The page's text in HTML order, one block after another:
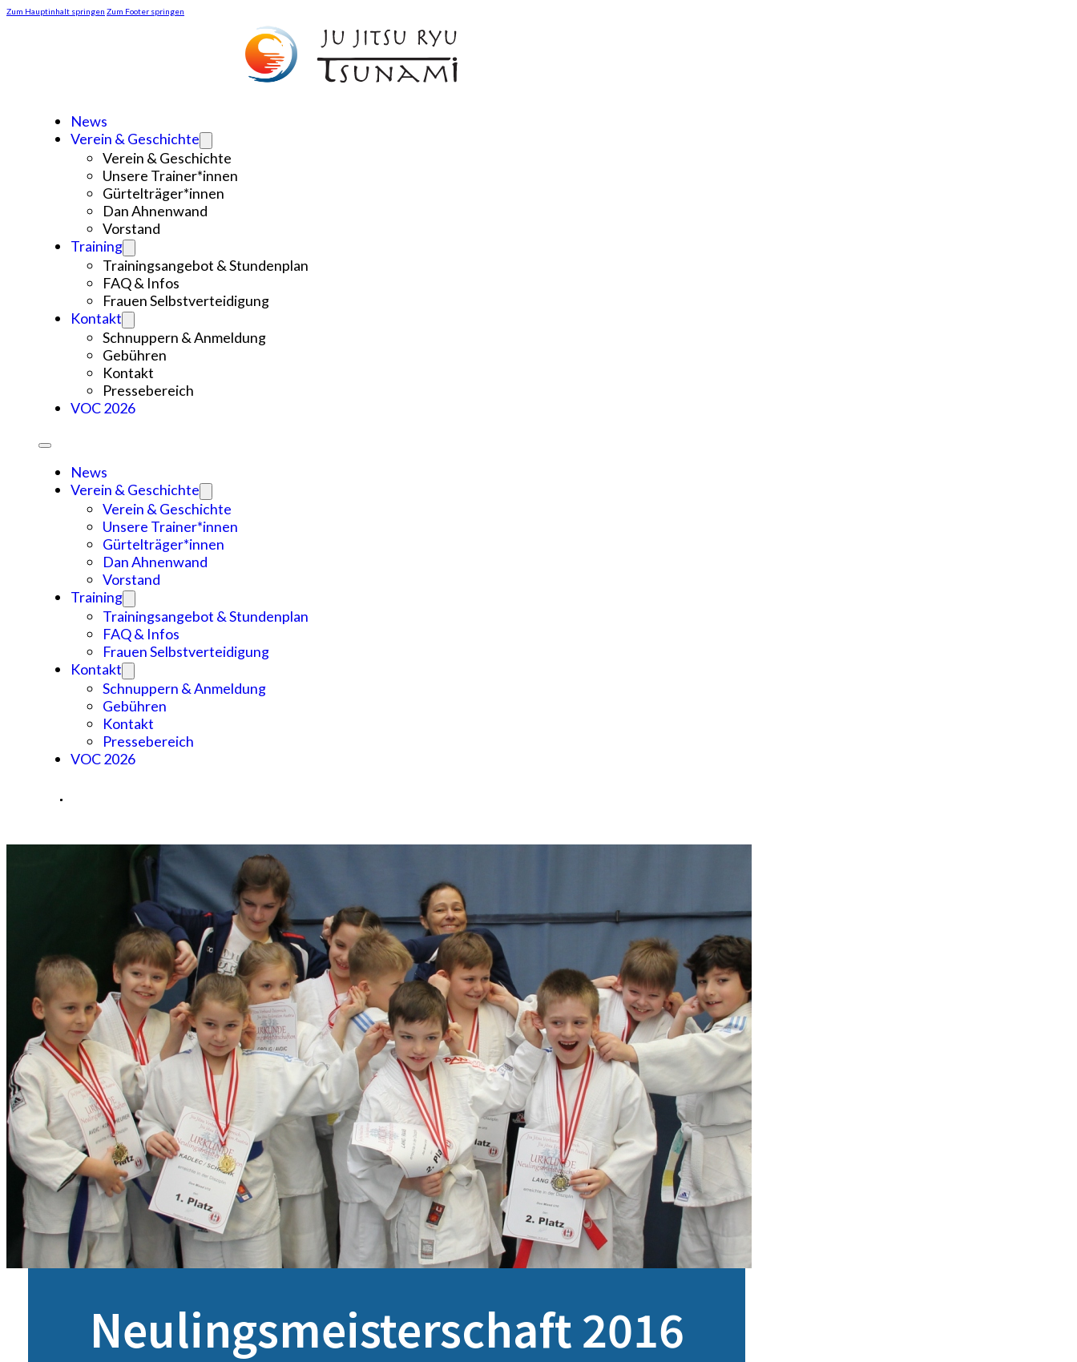
Zum Hauptinhalt springen Zum Footer springen
News
Verein & Geschichte
Verein & Geschichte
Unsere Trainer*innen
Gürtelträger*innen
Dan Ahnenwand
Vorstand
Training
Trainingsangebot & Stundenplan
FAQ & Infos
Frauen Selbstverteidigung
Kontakt
Schnuppern & Anmeldung
Gebühren
Kontakt
Pressebereich
VOC 2026
News
Verein & Geschichte
Verein & Geschichte
Unsere Trainer*innen
Gürtelträger*innen
Dan Ahnenwand
Vorstand
Training
Trainingsangebot & Stundenplan
FAQ & Infos
Frauen Selbstverteidigung
Kontakt
Schnuppern & Anmeldung
Gebühren
Kontakt
Pressebereich
VOC 2026
Neulingsmeisterschaft 2016